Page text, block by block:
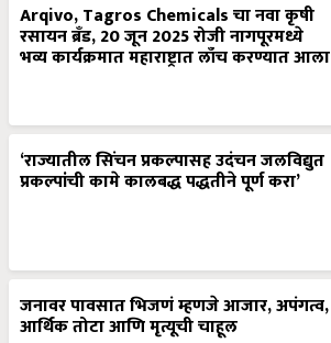
Arqivo, Tagros Chemicals चा नवा कृषी
रसायन ब्रँड, 20 जून 2025 रोजी नागपूरमध्ये
भव्य कार्यक्रमात महाराष्ट्रात लाँच करण्यात आला
‘राज्यातील सिंचन प्रकल्पासह उदंचन जलविद्युत
प्रकल्पांची कामे कालबद्ध पद्धतीने पूर्ण करा’
जनावर पावसात भिजणं म्हणजे आजार, अपंगत्व,
आर्थिक तोटा आणि मृत्यूची चाहूल